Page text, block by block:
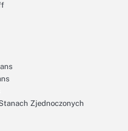
Zjednoczonych